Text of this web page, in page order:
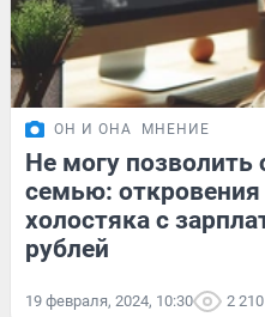
ОН И ОНА МНЕНИЕ
Не могу позволить
семью: откровения
холостяка с
рублей
19 февраля, 2024, 10:30 2 210